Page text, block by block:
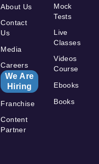
About Us
Contact
Us
Media
Careers
We Are
Hiring
Franchise
Content
Partner
Mock
Tests
Live
Classes
Videos
Course
Ebooks
Books